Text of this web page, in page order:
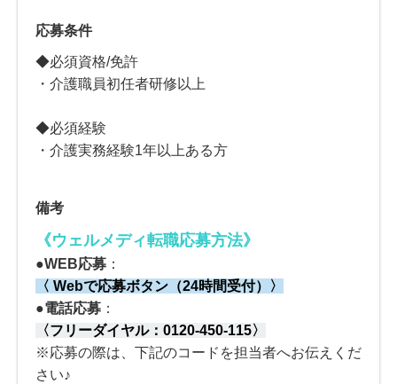
応募条件
◆必須資格/免許
・介護職員初任者研修以上
◆必須経験
・介護実務経験1年以上ある方
備考
《ウェルメディ転職応募方法》
●WEB応募 ：
〈 Webで応募ボタン（24時間受付）〉
●電話応募 ：
〈フリーダイヤル： 0120-450-115〉
※応募の際は、下記のコードを担当者へお伝えくだ
さい♪